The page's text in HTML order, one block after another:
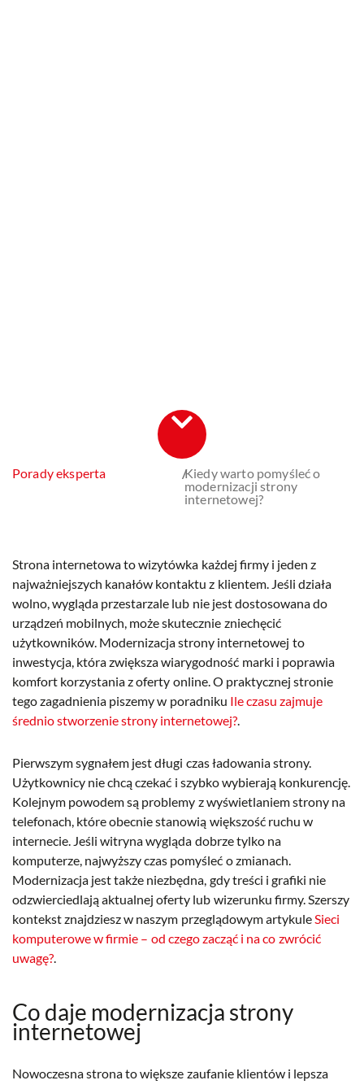
Porady eksperta /Kiedy warto pomyśleć o
modernizacji strony
internetowej?
Strona internetowa to wizytówka każdej firmy i jeden z
najważniejszych kanałów kontaktu z klientem. Jeśli działa
wolno, wygląda przestarzale lub nie jest dostosowana do
urządzeń mobilnych, może skutecznie zniechęcić
użytkowników. Modernizacja strony internetowej to
inwestycja, która zwiększa wiarygodność marki i poprawia
komfort korzystania z oferty online. O praktycznej stronie
tego zagadnienia piszemy w poradniku Ile czasu zajmuje
średnio stworzenie strony internetowej?
Pierwszym sygnałem jest długi czas ładowania strony.
Użytkownicy nie chcą czekać i szybko wybierają konkurencję.
Kolejnym powodem są problemy z wyświetlaniem strony na
telefonach, które obecnie stanowią większość ruchu w
internecie. Jeśli witryna wygląda dobrze tylko na
komputerze, najwyższy czas pomyśleć o zmianach.
Modernizacja jest także niezbędna, gdy treści i grafiki nie
odzwierciedlają aktualnej oferty lub wizerunku firmy. Szerszy
kontekst znajdziesz w naszym przeglądowym artykule Sieci
komputerowe w firmie – od czego zacząć i na co zwrócić
uwagę?
Co daje modernizacja strony
internetowej
Nowoczesna strona to większe zaufanie klientów i lepsza